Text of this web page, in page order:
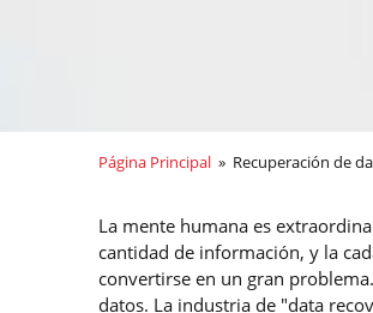
Página Principal » Recuperación de
La mente humana es
cantidad de información, y la
convertirse en un gran
datos. La industria de "data